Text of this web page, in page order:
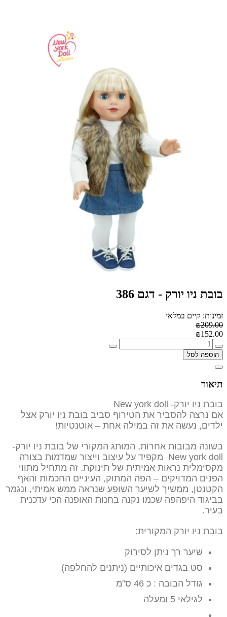
בובת ניו יורק - דגם 386
זמינות: קיים במלאי
₪209.00
₪152.00
הוספה לסל
תיאור
בובת ניו יורק- New york doll
אם נרצה להסביר את הטירוף סביב בובת ניו יורק אצל
ילדים, נעשה את זה במילה אחת – אוטנטיות!
בשונה מבובות אחרות, המותג המקורי של בובת ניו יורק-
New york doll מקפיד על עיצוב וייצור שמדמות בצורה
מקסימלית נראות אמיתית של תינוקת. זה מתחיל מתווי
הפנים המדויקים – הפה המתוק, העיניים החכמות והאף
הקטנטן, ממשיך לשיער השופע שנראה ממש אמיתי, ונגמר
בביגוד היפהפה שכמו נקנה בחנות האופנה הכי עדכנית
בעיר.
בובת ניו יורק המקורית:
שיער רך ניתן לסירוק
סט בגדים איכותיים (ניתנים להחלפה)
גודל הבובה : כ 46 ס”מ
לגילאי 5 ומעלה